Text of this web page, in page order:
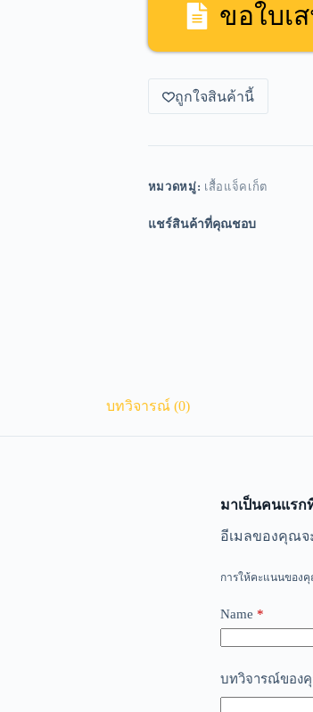
ขอใบเ
ถูกใจสินค้านี้
หมวดหมู่: เสื้อแจ็คเก็ต
แชร์สินค้าที่คุณชอบ
บทวิจารณ์ (0)
มาเป็นคนแรก
อีเมลของคุณจ
การให้คะแนนของ
Name *
บทวิจารณ์ของ
A
e
n
a
t
v